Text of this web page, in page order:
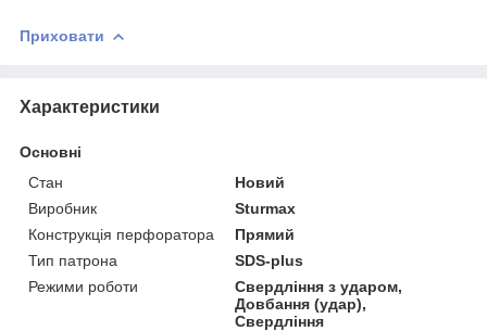
Приховати
Характеристики
Основні
Стан
Новий
Виробник
Sturmax
Конструкція перфоратора
Прямий
Тип патрона
SDS-plus
Режими роботи
Свердління з ударом,
Довбання (удар),
Свердління